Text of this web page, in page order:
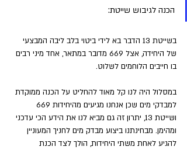
הכנה לגיבוש שייטת:
בשייטת 13 הדבר בא לידי ביטוי בלב ליבה המבצעי
של היחידה, אצל 669 מדובר במתאר, אחד מיני רבים
בו חייבים הלוחמים לשלוט.
במסלול היה לנו קל מאוד להחליט על הכנה ממוקדת
ושייטת 13, יתרון זה גם מביא לנו את הידע הכי עדכני
ומהימן. מבחינתנו ביצוע מבדק מים לחניך המעוניין
להגיע לאחת משתי היחידות, הולך לצד הכנת